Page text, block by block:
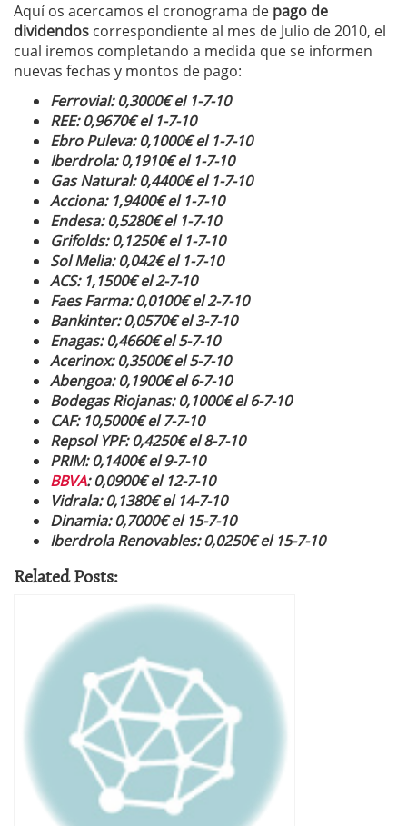
Aquí os acercamos el cronograma de pago de
dividendos correspondiente al mes de Julio de 2010, el
cual iremos completando a medida que se informen
nuevas fechas y montos de pago:
Ferrovial: 0,3000€ el 1-7-10
REE: 0,9670€ el 1-7-10
Ebro Puleva: 0,1000€ el 1-7-10
Iberdrola: 0,1910€ el 1-7-10
Gas Natural: 0,4400€ el 1-7-10
Acciona: 1,9400€ el 1-7-10
Endesa: 0,5280€ el 1-7-10
Grifolds: 0,1250€ el 1-7-10
Sol Melia: 0,042€ el 1-7-10
ACS: 1,1500€ el 2-7-10
Faes Farma: 0,0100€ el 2-7-10
Bankinter: 0,0570€ el 3-7-10
Enagas: 0,4660€ el 5-7-10
Acerinox: 0,3500€ el 5-7-10
Abengoa: 0,1900€ el 6-7-10
Bodegas Riojanas: 0,1000€ el 6-7-10
CAF: 10,5000€ el 7-7-10
Repsol YPF: 0,4250€ el 8-7-10
PRIM: 0,1400€ el 9-7-10
BBVA: 0,0900€ el 12-7-10
Vidrala: 0,1380€ el 14-7-10
Dinamia: 0,7000€ el 15-7-10
Iberdrola Renovables: 0,0250€ el 15-7-10
Related Posts: